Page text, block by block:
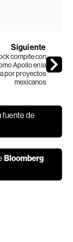
Siguiente
compite con
Apollo en la
por proyectos
mexicanos
fuente de
Bloomberg